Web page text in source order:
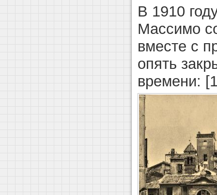
В 1910
Массимо
вместе с
опять
времени: